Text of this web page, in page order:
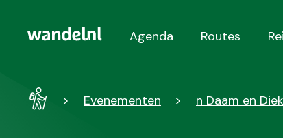
Agenda Routes
WandelEvenementen n Daam en